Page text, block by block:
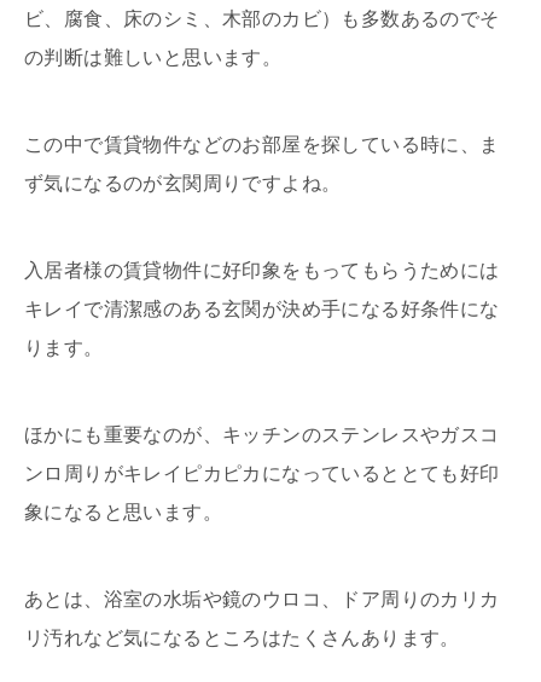
ビ、腐食、床のシミ、木部のカビ）も多数あるのでそ
の判断は難しいと思います。
この中で賃貸物件などのお部屋を探している時に、ま
ず気になるのが玄関周りですよね。
入居者様の賃貸物件に好印象をもってもらうためには
キレイで清潔感のある玄関が決め手になる好条件にな
ります。
ほかにも重要なのが、キッチンのステンレスやガスコ
ンロ周りがキレイピカピカになっているととても好印
象になると思います。
あとは、浴室の水垢や鏡のウロコ、ドア周りのカリカ
リ汚れなど気になるところはたくさんあります。